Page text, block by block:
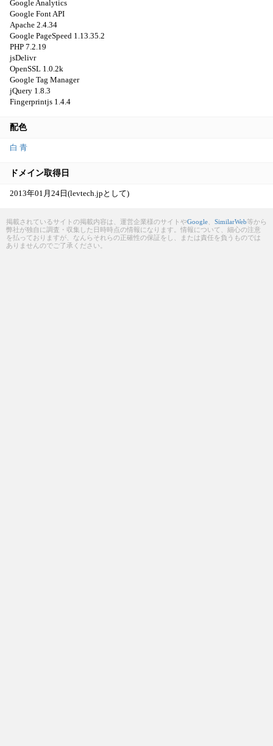
Google Analytics
Google Font API
Apache 2.4.34
Google PageSpeed 1.13.35.2
PHP 7.2.19
jsDelivr
OpenSSL 1.0.2k
Google Tag Manager
jQuery 1.8.3
Fingerprintjs 1.4.4
配色
白 青
ドメイン取得日
2013年01月24日(levtech.jpとして)
掲載されているサイトの掲載内容は、運営企業様のサイトやGoogle SimilarWeb等から
弊社が独自に調査・収集した日時時点の情報になります。情報について、細心の注意
を払っておりますが、なんらそれらの正確性の保証をし、または責任を負うものでは
ありませんのでご了承ください。